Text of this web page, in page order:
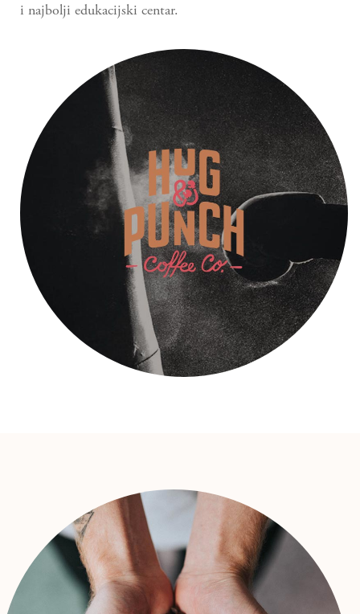
i najbolji edukacijski centar.